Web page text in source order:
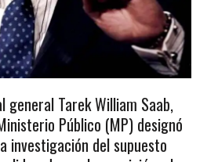
general Tarek William Saab,
Público (MP) designó
investigación del supuesto